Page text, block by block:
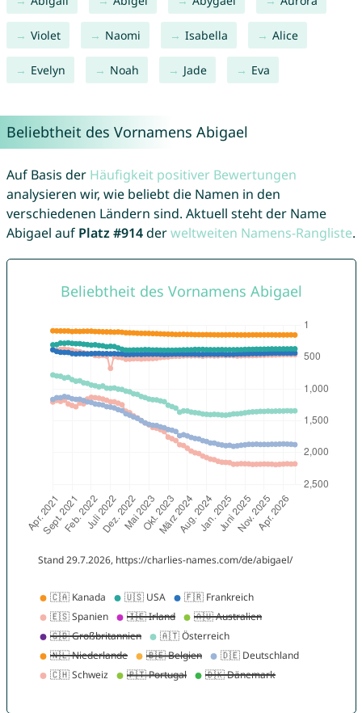
Violet Naomi Isabella Alice
Evelyn Noah Jade Eva
Beliebtheit des Vornamens Abigael
Auf Basis der Häufigkeit positiver Bewertungen
analysieren wir, wie beliebt die Namen in den
verschiedenen Ländern sind. Aktuell steht der Name
Abigael auf Platz #914derweltweiten Namens-Rangliste.